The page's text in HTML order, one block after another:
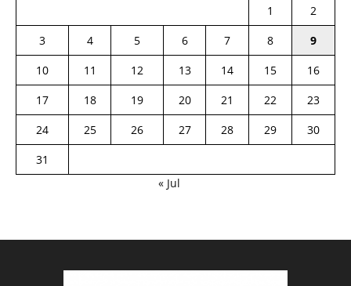
1
2
3
4 5 6 7 8
9
10
11 12 13 14 15
16
17
18 19 20 21 22
23
24
25 26 27 28 29
30
31
« Jul